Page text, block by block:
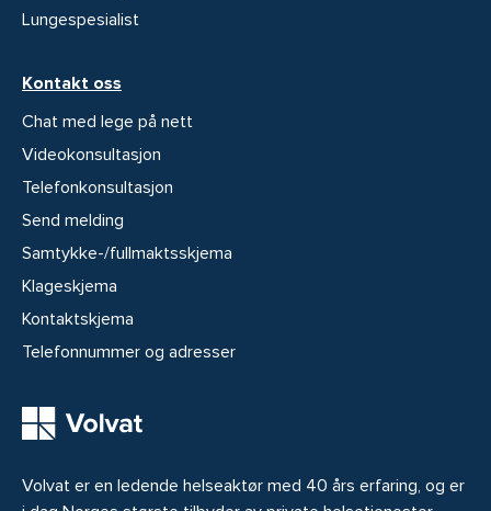
Volvat er en ledende helseaktør med 40 års erfaring, og er
Lungespesialist
Kontakt oss
Chat med lege på nett
Videokonsultasjon
Telefonkonsultasjon
Send melding
Samtykke-/fullmaktsskjema
Klageskjema
Kontaktskjema
Telefonnummer og adresser